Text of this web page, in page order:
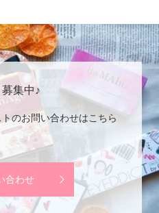
集中♪
のお問い合わせはこちら
合わせ